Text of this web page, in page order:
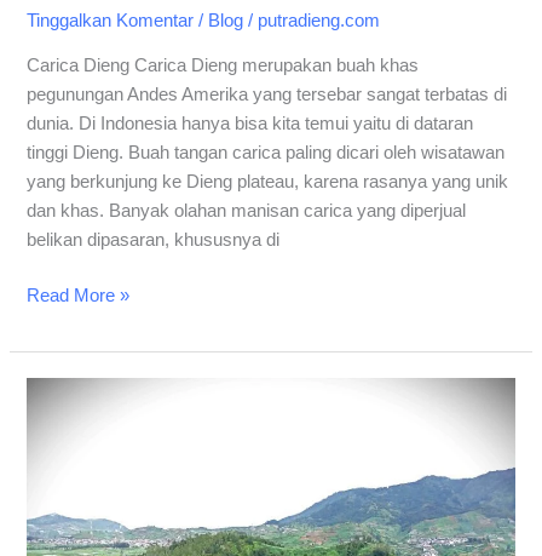
Tinggalkan Komentar / Blog / putradieng.com
Carica Dieng Carica Dieng merupakan buah khas
pegunungan Andes Amerika yang tersebar sangat terbatas di
dunia. Di Indonesia hanya bisa kita temui yaitu di dataran
tinggi Dieng. Buah tangan carica paling dicari oleh wisatawan
yang berkunjung ke Dieng plateau, karena rasanya yang unik
dan khas. Banyak olahan manisan carica yang diperjual
belikan dipasaran, khususnya di
Read More »